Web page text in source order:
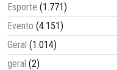
Esporte (1.771)
Evento (4.151)
Geral (1.014)
geral (2)